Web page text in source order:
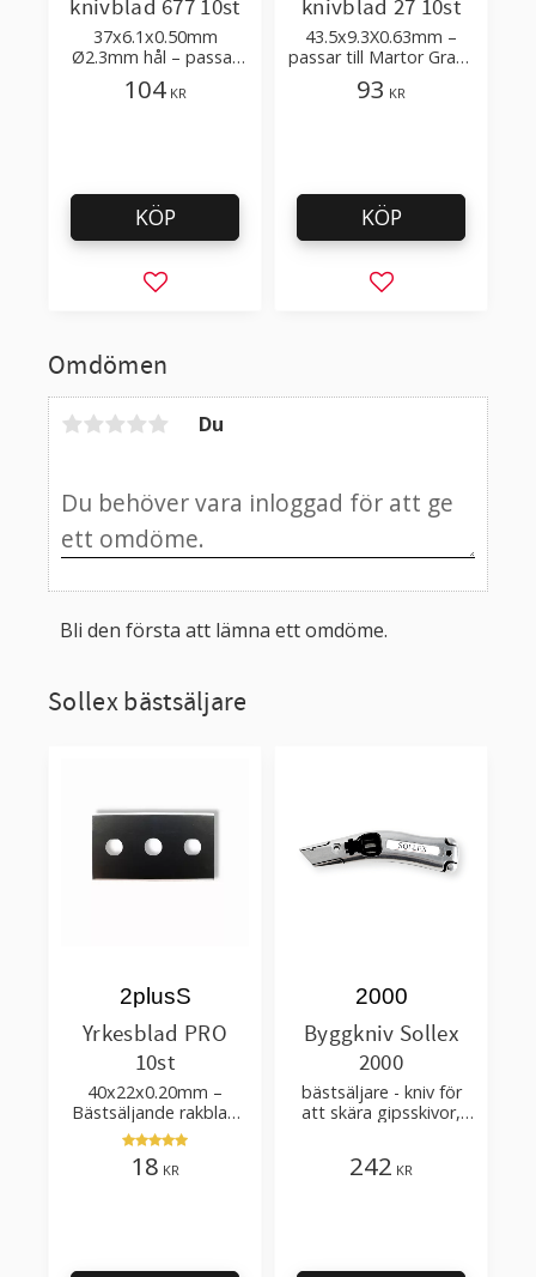
Omdömen
Du
Bli den första att lämna ett omdöme.
knivblad 677 10st
37x6.1x0.50mm
Ø2.3mm hål – passar
till Martor Grafix 501,
Trimmex Pelle,
104 KR
Lägg till i favoriter
KÖP
knivblad 27 10st
43.5x9.3X0.63mm –
passar till Martor Grafix
Kniv 503 - 30128.00
93 KR
Lägg till i
KÖP
Sollex bästsäljare
Yrkesblad PRO
10st
40x22x0.20mm –
Bästsäljande rakblad
för att skära tapet, tyg,
filt, hobby bruk
2plusS
18 KR
Byggkniv Sollex
2000
bästsäljare - kniv för
att skära gipsskivor,
2000
242 KR